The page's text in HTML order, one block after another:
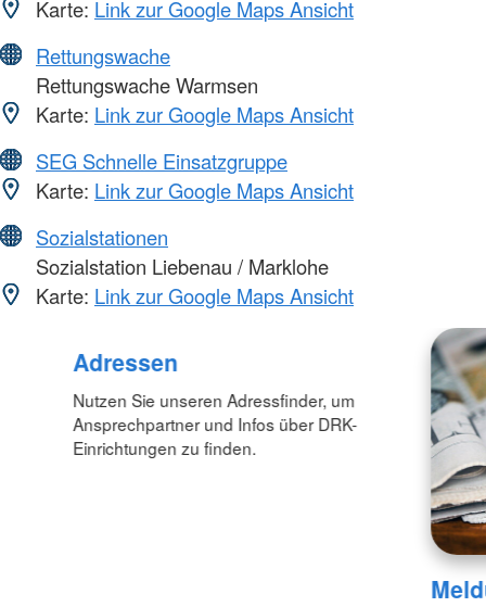
Karte: Link zur Google Maps Ansicht
Rettungswache
Rettungswache Warmsen
Karte: Link zur Google Maps Ansicht
SEG Schnelle Einsatzgruppe
Karte: Link zur Google Maps Ansicht
Sozialstationen
Sozialstation Liebenau / Marklohe
Karte: Link zur Google Maps Ansicht
Adressen
Nutzen Sie unseren Adressfinder, um
Ansprechpartner und Infos über DRK-
Einrichtungen zu finden.